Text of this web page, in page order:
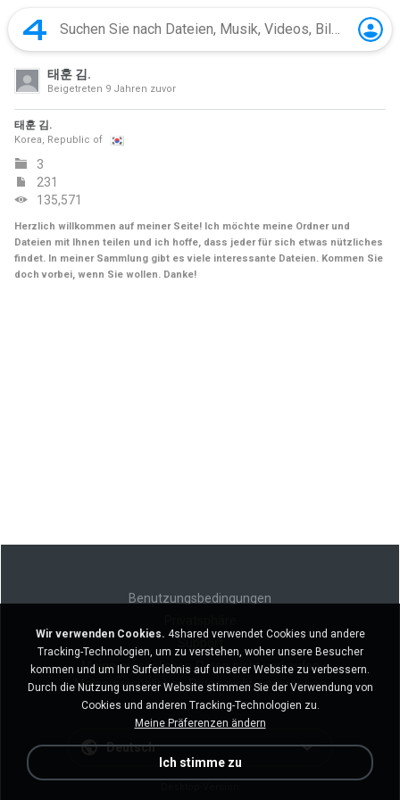
태훈 김.
Beigetreten 9 Jahren zuvor
태훈 김.
Korea, Republic of
3
231
135,571
Herzlich willkommen auf meiner Seite! Ich möchte meine Ordner und
Dateien mit Ihnen teilen und ich hoffe, dass jeder für sich etwas nützliches
findet. In meiner Sammlung gibt es viele interessante Dateien. Kommen Sie
doch vorbei, wenn Sie wollen. Danke!
Benutzungsbedingungen
Meine persönlichen Daten nicht verkaufen
Meine persönlichen Daten nicht weitergeben
Deutsch
Wir verwenden Cookies. 4shared verwendet Cookies und andere
Tracking-Technologien, um zu verstehen, woher unsere Besucher
kommen und um Ihr Surferlebnis auf unserer Website zu verbessern.
Durch die Nutzung unserer Website stimmen Sie der Verwendung von
Cookies und anderen Tracking-Technologien zu.
Meine Präferenzen ändern
Ich stimme zu